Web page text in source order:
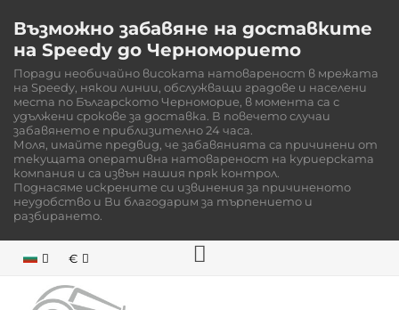
Възможно забавяне на доставките
на Speedy до Черноморието
Поради необичайно високата натовареност в мрежата
на Speedy, някои линии, обслужващи градове и населени
места по Българското Черноморие, в момента са с
удължени срокове за доставка. В повечето случаи
забавянето е приблизително 24 часа.
Моля, имайте предвид, че забавянията са причинени от
текущата оперативна натовареност на куриерската
компания и са извън нашия пряк контрол.
Поднасяме искрените си извинения за причиненото
неудобство и Ви благодарим за търпението и
разбирането.
€